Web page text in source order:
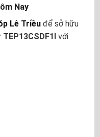
Nay
Lê Triều để sở hữu
với